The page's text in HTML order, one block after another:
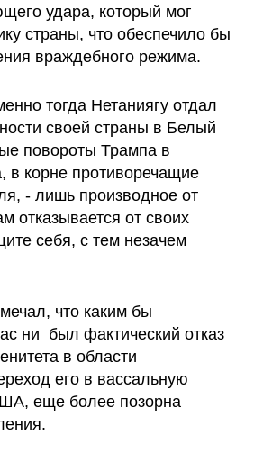
удара, который мог
страны, что обеспечило бы
враждебного режима.
тогда Нетаниягу отдал
своей страны в Белый
повороты Трампа в
в корне противоречащие
- лишь производное от
отказывается от своих
себя, с тем незачем
что каким бы
ни  был фактический отказ
в области
его в вассальную
еще более позорна